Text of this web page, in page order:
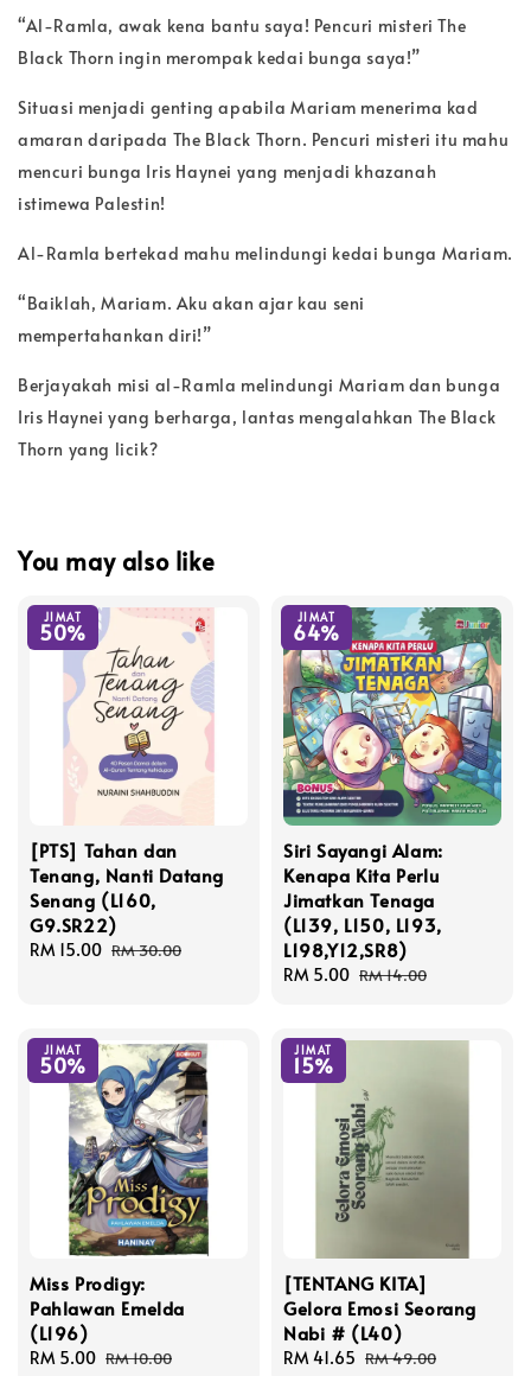
“Al-Ramla, awak kena bantu saya! Pencuri misteri The
Black Thorn ingin merompak kedai bunga saya!”
Situasi menjadi genting apabila Mariam menerima kad
amaran daripada The Black Thorn. Pencuri misteri itu mahu
mencuri bunga Iris Haynei yang menjadi khazanah
istimewa Palestin!
Al-Ramla bertekad mahu melindungi kedai bunga Mariam.
“Baiklah, Mariam. Aku akan ajar kau seni
mempertahankan diri!”
Berjayakah misi al-Ramla melindungi Mariam dan bunga
Iris Haynei yang berharga, lantas mengalahkan The Black
Thorn yang licik?
You may also like
JIMAT
50%
[PTS] Tahan dan
Tenang, Nanti Datang
Senang (L160,
G9.SR22)
Sale
RM 15.00 Regular
RM 30.00
JIMAT
64%
Siri Sayangi Alam:
Kenapa Kita Perlu
Jimatkan Tenaga
(L139, L150, L193,
L198,Y12,SR8)
Sale
RM 5.00 Regular
RM 14.00
JIMAT
50%
Miss Prodigy:
Pahlawan Emelda
(L196)
Sale
RM 5.00 Regular
RM 10.00
JIMAT
15%
[TENTANG KITA]
Gelora Emosi Seorang
Nabi # (L40)
Sale
RM 41.65 Regular
RM 49.00